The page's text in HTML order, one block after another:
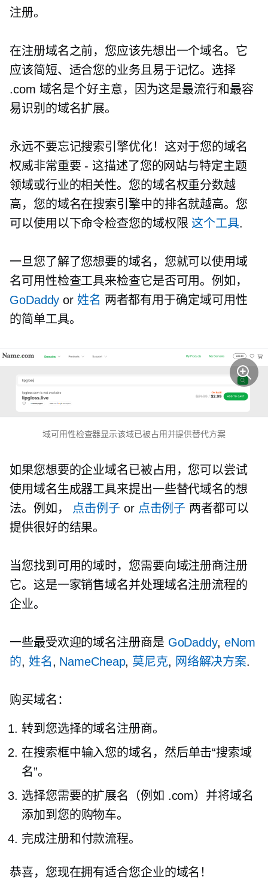
注册。
在注册域名之前，您应该先想出一个域名。它
应该简短、适合您的业务且易于记忆。选择
.com 域名是个好主意，因为这是最流行和最容
易识别的域名扩展。
永远不要忘记搜索引擎优化！这对于您的域名
权威非常重要 - 这描述了您的网站与特定主题
领域或行业的相关性。您的域名权重分数越
高，您的域名在搜索引擎中的排名就越高。您
可以使用以下命令检查您的域权限 这个工具.
一旦您了解了您想要的域名，您就可以使用域
名可用性检查工具来检查它是否可用。例如，
GoDaddy or 姓名 两者都有用于确定域可用性
的简单工具。
域可用性检查器显示该域已被占用并提供替代方案
如果您想要的企业域名已被占用，您可以尝试
使用域名生成器工具来提出一些替代域名的想
法。例如， 点击例子 or 点击例子 两者都可以
提供很好的结果。
当您找到可用的域时，您需要向域注册商注册
它。这是一家销售域名并处理域名注册流程的
企业。
一些最受欢迎的域名注册商是 GoDaddy, eNom
的, 姓名, NameCheap, 莫尼克, 网络解决方案.
购买域名：
转到您选择的域名注册商。
在搜索框中输入您的域名，然后单击“搜索域
名”。
选择您需要的扩展名（例如 .com）并将域名
添加到您的购物车。
完成注册和付款流程。
恭喜，您现在拥有适合您企业的域名！